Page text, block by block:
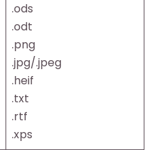
.ods
.odt
.png
.jpg/.jpeg
.heif
.txt
.rtf
.xps